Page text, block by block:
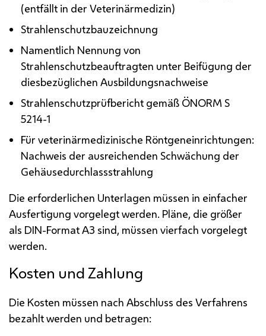
(entfällt in der Veterinärmedizin)
Strahlenschutzbauzeichnung
Namentlich Nennung von
Strahlenschutzbeauftragten unter Beifügung der
diesbezüglichen Ausbildungsnachweise
Strahlenschutzprüfbericht gemäß ÖNORM S
5214-1
Für veterinärmedizinische Röntgeneinrichtungen:
Nachweis der ausreichenden Schwächung der
Gehäusedurchlassstrahlung
Die erforderlichen Unterlagen müssen in einfacher
Ausfertigung vorgelegt werden. Pläne, die größer
als DIN-Format A3 sind, müssen vierfach vorgelegt
werden.
Kosten und Zahlung
Die Kosten müssen nach Abschluss des Verfahrens
bezahlt werden und betragen: